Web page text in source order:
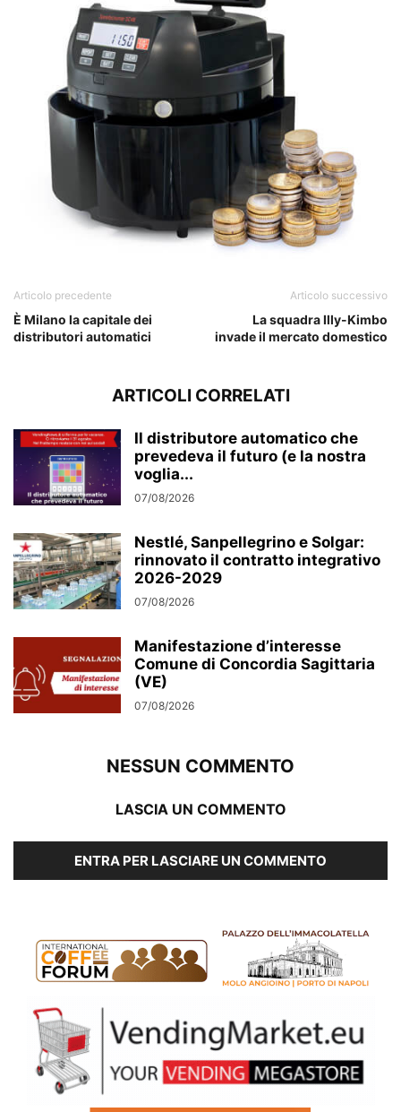
Articolo precedente
È Milano la capitale dei
distributori automatici
Articolo successivo
La squadra Illy-Kimbo
invade il mercato domestico
ARTICOLI CORRELATI
Il distributore automatico che
prevedeva il futuro (e la nostra
voglia...
07/08/2026
Nestlé, Sanpellegrino e Solgar:
rinnovato il contratto integrativo
2026-2029
07/08/2026
Manifestazione d’interesse
Comune di Concordia Sagittaria
(VE)
07/08/2026
NESSUN COMMENTO
LASCIA UN COMMENTO
ENTRA PER LASCIARE UN COMMENTO